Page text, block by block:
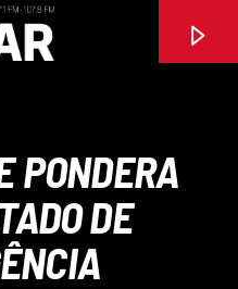
PONDERA
DE